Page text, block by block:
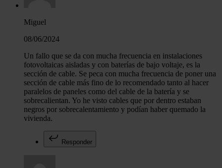
Miguel
08/06/2024
Un fallo que se da con mucha frecuencia en instalaciones
fotovoltaicas aisladas y con baterías de bajo voltaje, es la
sección de cable. Se peca con mucha frecuencia de poner una
sección de cable más fino de lo recomendado tanto al hacer
paralelos de paneles como del cable de la batería y se
sobrecalientan. Yo he visto cables que por dentro estaban
negros por sobrecalentamiento y podían haber quemado la
vivienda.
Responder